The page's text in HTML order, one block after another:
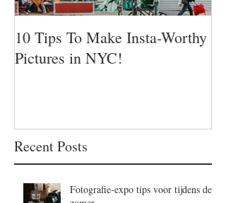
10 Tips To Make Insta-Worthy
Pictures in NYC!
Recent Posts
Fotografie-expo tips voor tijdens de